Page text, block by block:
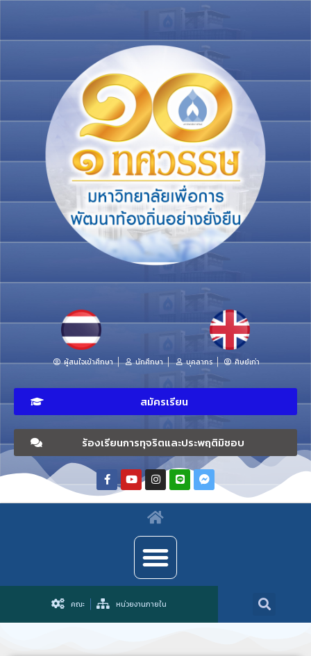
ผู้สนใจเข้าศึกษา นักศึกษา บุคลากร ศิษย์เก่า
สมัครเรียน
ร้องเรียนการทุจริตและประพฤติมิชอบ
คณะ หน่วยงานภายใน